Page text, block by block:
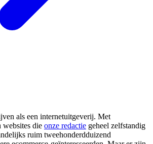
als een internetuitgeverij. Met
websites die onze redactie geheel zelfstandig
ruim tweehonderdduizend